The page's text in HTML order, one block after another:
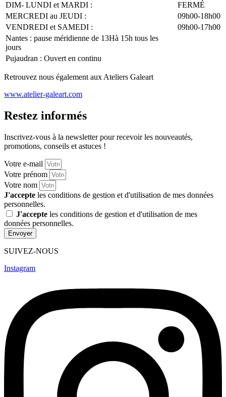
DIM- LUNDI et MARDI :
FERMÉ
MERCREDI au JEUDI :
09h00-18h00
VENDREDI et SAMEDI :
09h00-17h00
Nantes : pause méridienne de 13Hà 15h tous les
jours
Pujaudran : Ouvert en continu
Retrouvez nous également aux Ateliers Galeart
www.atelier-galeart.com
Restez informés
Inscrivez-vous à la newsletter pour recevoir les nouveautés,
promotions, conseils et astuces !
Votre e-mail
Votre prénom
Votre nom
J'accepte les conditions de gestion et d'utilisation de mes données
personnelles.
J'accepte les conditions de gestion et d'utilisation de mes
données personnelles.
Envoyer
SUIVEZ-NOUS
Instagram